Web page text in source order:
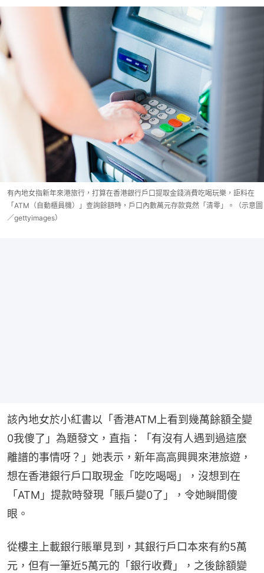
有內地女指新年來港旅行，打算在香港銀行戶口提取金錢消費吃喝玩樂，詎料在
「ATM（自動櫃員機）」查詢餘額時，戶口內數萬元存款竟然「清零」。（示意圖
／gettyimages）
該內地女於小紅書以「香港ATM上看到幾萬餘額全變
0我傻了」為題發文，直指：「有沒有人遇到過這麼
離譜的事情呀？」她表示，新年高高興興來港旅遊，
想在香港銀行戶口取現金「吃吃喝喝」，沒想到在
「ATM」提款時發現「賬戶變0了」，令她瞬間傻
眼。
從樓主上載銀行賬單見到，其銀行戶口本來有約5萬
元，但有一筆近5萬元的「銀行收費」，之後餘額變